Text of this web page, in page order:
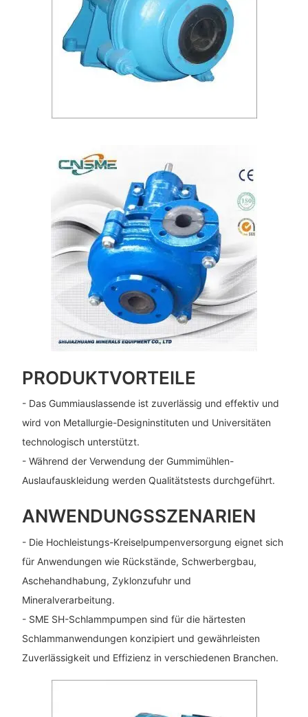
PRODUKTVORTEILE
- Das Gummiauslassende ist zuverlässig und effektiv und
wird von Metallurgie-Designinstituten und Universitäten
technologisch unterstützt.
- Während der Verwendung der Gummimühlen-
Auslaufauskleidung werden Qualitätstests durchgeführt.
ANWENDUNGSSZENARIEN
- Die Hochleistungs-Kreiselpumpenversorgung eignet sich
für Anwendungen wie Rückstände, Schwerbergbau,
Aschehandhabung, Zyklonzufuhr und
Mineralverarbeitung.
- SME SH-Schlammpumpen sind für die härtesten
Schlammanwendungen konzipiert und gewährleisten
Zuverlässigkeit und Effizienz in verschiedenen Branchen.